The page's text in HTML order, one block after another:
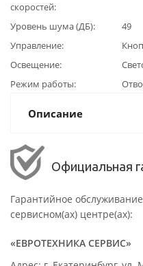
скоростей
Уровень шума (ДБ)
49
Управление
Освещение
Режим работы
Описание
Официальная
Гарантийное
сервисном(ах) центре(ах):
«ЕВРОТЕХНИКА СЕРВИС»